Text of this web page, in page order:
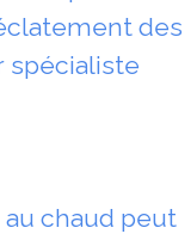
des
spécialiste
chaud peut